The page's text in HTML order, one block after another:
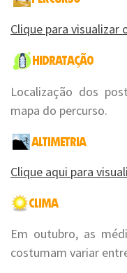
Clique para visualizar
Localização dos
mapa do percurso.
Clique aqui para
Em outubro, as
costumam variar